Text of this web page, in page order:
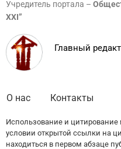
Учредитель портала –
XXI”
Главный
О нас Контакты
Использование и цитирование
условии открытой ссылки на
находиться в первом абзаце